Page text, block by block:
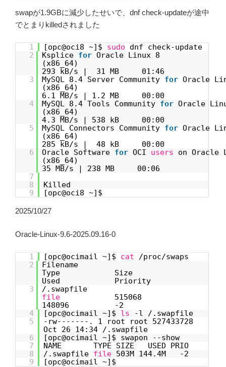
swapが1.9GBに減少したせいで、dnf check-updateが途中
でとまりkilledされました
1 [opc@oci8 ~]$ sudo
dnf check-update
2
Ksplice for Oracle Linux 8
293 kB/s | 31 MB 01:46
3
MySQL 8.4 Server Community for Oracle
6.1 MB/s | 1.2 MB 00:00
4
MySQL 8.4 Tools Community for Oracle
4.3 MB/s | 538 kB 00:00
5
MySQL Connectors Community for Oracle
285 kB/s | 48 kB 00:00
6
Oracle Software for OCI users
on Oracle
35 MB/s | 238 MB 00:06
7
8
Killed
9
[opc@oci8 ~]$
2025/10/27
Oracle-Linux-9.6-2025.09.16-0
1 [opc@ocimail ~]$ cat
/proc/swaps
2
Filename
Type Size
Used Priority
3
/.swapfile
file
515068
148096 -2
4
[opc@ocimail ~]$ ls
-l /.swapfile
5
-rw-------. 1 root root 527433728
Oct 26 14:34 /.swapfile
6
[opc@ocimail ~]$ swapon --show
7
NAME TYPE SIZE USED PRIO
8
/.swapfile file 503M 144.4M -2
9
[opc@ocimail ~]$